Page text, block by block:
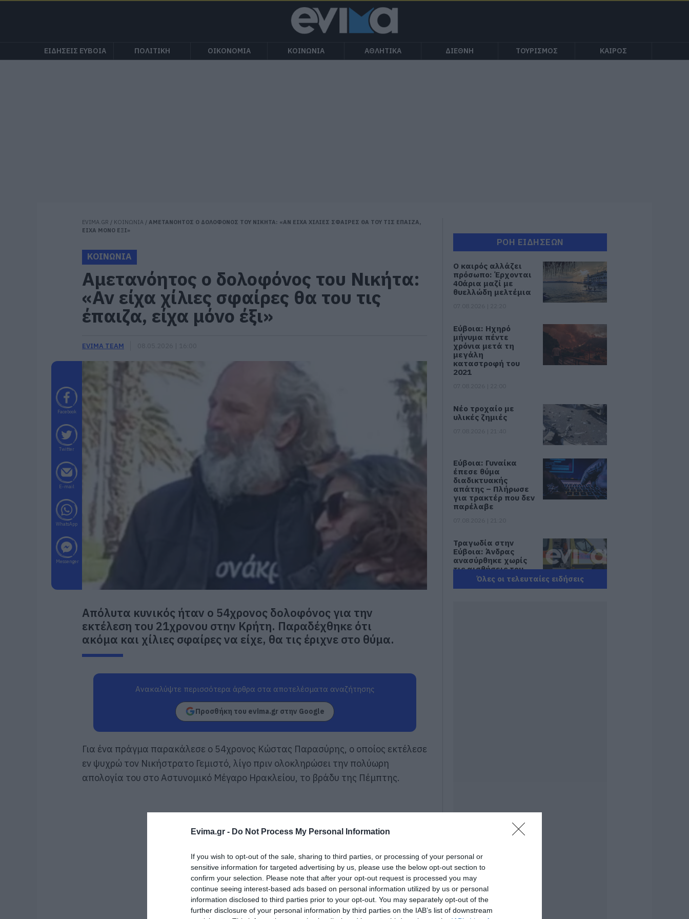
Evima.gr - Do Not Process My Personal Information
If you wish to opt-out of the sale, sharing to third parties, or processing of your personal or
sensitive information for targeted advertising by us, please use the below opt-out section to
confirm your selection. Please note that after your opt-out request is processed you may
continue seeing interest-based ads based on personal information utilized by us or personal
information disclosed to third parties prior to your opt-out. You may separately opt-out of the
further disclosure of your personal information by third parties on the IAB’s list of downstream
ΕΙΔΗΣΕΙΣ ΕΥΒΟΙΑ ΠΟΛΙΤΙΚΗ ΟΙΚΟΝΟΜΙΑ ΚΟΙΝΩΝΙΑ ΑΘΛΗΤΙΚΑ ΔΙΕΘΝΗ ΤΟΥΡΙΣΜΟΣ ΚΑΙΡΟΣ
EVIMA.GR / ΚΟΙΝΩΝΙΑ / ΑΜΕΤΑΝΟΗΤΟΣ Ο ΔΟΛΟΦΟΝΟΣ ΤΟΥ ΝΙΚΗΤΑ: «ΑΝ ΕΙΧΑ ΧΙΛΙΕΣ ΣΦΑΙΡΕΣ ΘΑ ΤΟΥ ΤΙΣ ΕΠΑΙΖΑ,
ΕΙΧΑ ΜΟΝΟ ΕΞΙ»
ΚΟΙΝΩΝΙΑ
Αμετανόητος ο δολοφόνος του Νικήτα:
«Αν είχα χίλιες σφαίρες θα του τις
έπαιζα, είχα μόνο έξι»
EVIMA TEAM
Facebook
Twitter
E-mail
WhatsApp
Messenger
Απόλυτα κυνικός ήταν ο 54χρονος δολοφόνος για την
εκτέλεση του 21χρονου στην Κρήτη. Παραδέχθηκε ότι
ακόμα και χίλιες σφαίρες να είχε, θα τις έριχνε στο θύμα.
Ανακαλύψτε περισσότερα άρθρα στα αποτελέσματα αναζήτησης
Προσθήκη του evima.gr στην Google
Για ένα πράγμα παρακάλεσε ο 54χρονος Κώστας Παρασύρης, ο οποίος εκτέλεσε
εν ψυχρώ τον Νικήστρατο Γεμιστό, λίγο πριν ολοκληρώσει την πολύωρη
απολογία του στο Αστυνομικό Μέγαρο Ηρακλείου, το βράδυ της Πέμπτης.
ΡΟΗ ΕΙΔΗΣΕΩΝ
Ο καιρός αλλάζει
πρόσωπο: Έρχονται
40άρια μαζί με
θυελλώδη μελτέμια
Εύβοια: Ηχηρό
μήνυμα πέντε
χρόνια μετά τη
μεγάλη
καταστροφή του
2021
Νέο τροχαίο με
υλικές ζημιές
Εύβοια: Γυναίκα
έπεσε θύμα
διαδικτυακής
απάτης – Πλήρωσε
για τρακτέρ που δεν
παρέλαβε
Τραγωδία στην
Εύβοια: Άνδρας
ανασύρθηκε χωρίς
τις αισθήσεις του
από τη θάλασσα
σύγκρουση
Ράγισαν καρδιές
τελευταίο «αντίο»
στον 36χρονο
επιχειρηματία
07.08.2026 | 19:10
Όλες οι τελευταίες ειδήσεις